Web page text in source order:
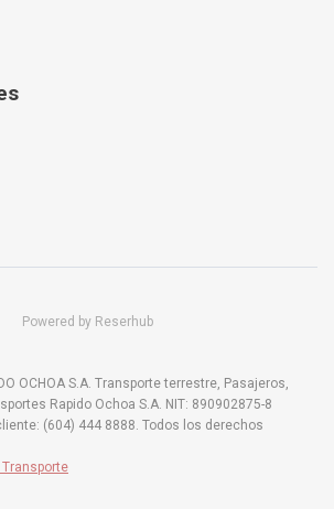
Powered by Reserhub
OCHOA S.A. Transporte terrestre, Pasajeros,
Rapido Ochoa S.A. NIT: 890902875-8
(604) 444 8888. Todos los derechos